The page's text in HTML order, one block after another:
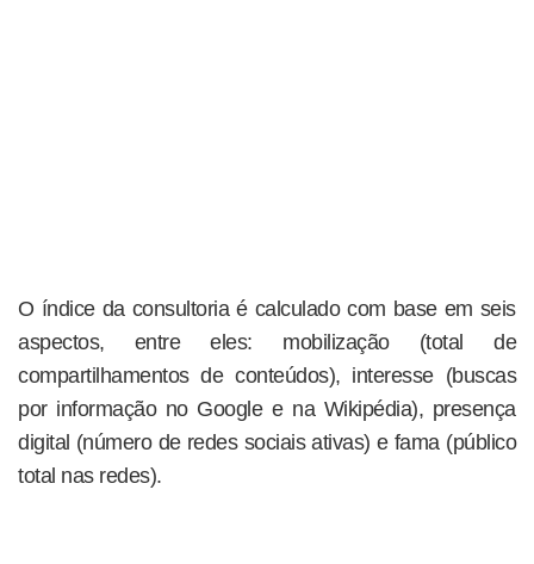
O índice da consultoria é calculado com base em seis
aspectos, entre eles: mobilização (total de
compartilhamentos de conteúdos), interesse (buscas
por informação no Google e na Wikipédia), presença
digital (número de redes sociais ativas) e fama (público
total nas redes).